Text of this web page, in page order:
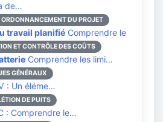
de…
DU PROJET
travail planifié Comprendre le
ET CONTRÔLE DES COÛTS
Comprendre les limi…
GÉNÉRAUX
: Un éléme…
DE PUITS
: Comprendre le…